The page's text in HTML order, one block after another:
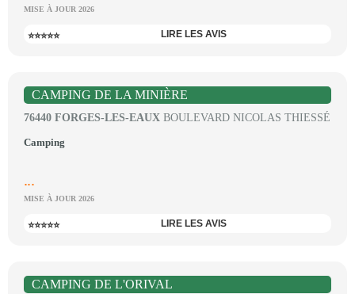
MISE À JOUR 2026
⭐⭐⭐⭐⭐ LIRE LES AVIS
CAMPING DE LA MINIÈRE
76440 FORGES-LES-EAUX BOULEVARD NICOLAS THIESSÉ
Camping
...
MISE À JOUR 2026
⭐⭐⭐⭐⭐ LIRE LES AVIS
CAMPING DE L'ORIVAL